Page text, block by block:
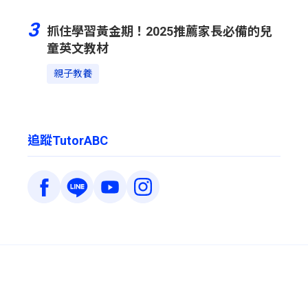
3
抓住學習黃金期！2025推薦家長必備的兒
童英文教材
親子教養
追蹤TutorABC